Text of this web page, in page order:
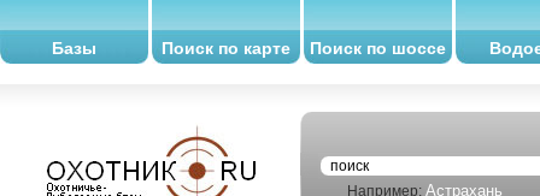
Базы Поиск по карте Поиск по шоссе
Например: Астрахань